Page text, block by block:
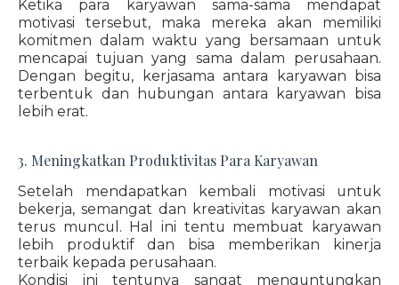
Ketika para karyawan sama-sama mendapat
motivasi tersebut, maka mereka akan memiliki
komitmen dalam waktu yang bersamaan untuk
mencapai tujuan yang sama dalam perusahaan.
Dengan begitu, kerjasama antara karyawan bisa
terbentuk dan hubungan antara karyawan bisa
lebih erat.
3. Meningkatkan Produktivitas Para Karyawan
Setelah mendapatkan kembali motivasi untuk
bekerja, semangat dan kreativitas karyawan akan
terus muncul. Hal ini tentu membuat karyawan
lebih produktif dan bisa memberikan kinerja
terbaik kepada perusahaan.
Kondisi ini tentunya sangat menguntungkan